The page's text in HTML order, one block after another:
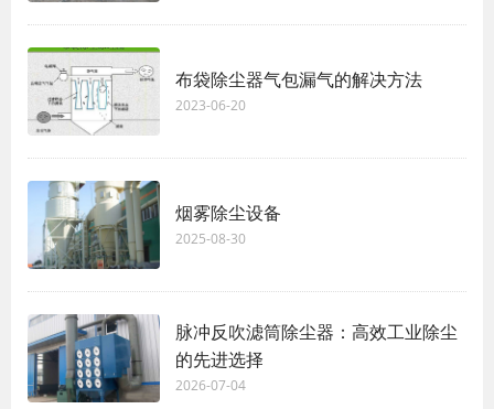
布袋除尘器气包漏气的解决方法
2023-06-20
烟雾除尘设备
2025-08-30
脉冲反吹滤筒除尘器：高效工业除尘
的先进选择
2026-07-04